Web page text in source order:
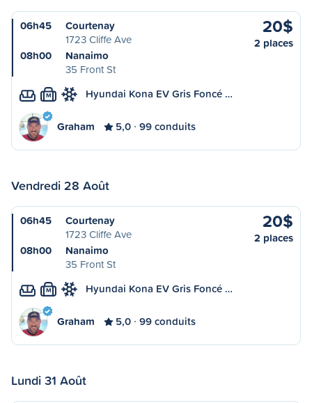
06h45
Courtenay
1723 Cliffe Ave
08h00
Nanaimo
35 Front St
20$
2 places
M Hyundai Kona EV Gris Foncé …
Graham 5,0 99 conduits
Vendredi 28 Août
06h45
Courtenay
1723 Cliffe Ave
08h00
Nanaimo
35 Front St
20$
2 places
M Hyundai Kona EV Gris Foncé …
Graham 5,0 99 conduits
Lundi 31 Août